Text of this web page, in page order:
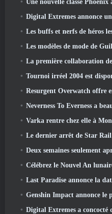
Une nouvelle classe Phoenix arrive sur
Digital Extremes annonce une « refonte majeure »
Les buffs et nerfs de héros les
Les modèles de mode de Guild Wars 2 font l'objet
La première collaboration de Heartopia
Tournoi irréel 2004 est disponible pour jouer
Resurgent Overwatch offre
Neverness To Everness a beaucoup à
Varka rentre chez elle à Mondstadt, Et lui apporte des
Le dernier arrêt de Star Rail est
Deux semaines seulement après le lancement de
Célébrez le Nouvel An lunaire en
Last Paradise annonce la
Genshin Impact annonce le
Digital Extremes a concocté des cadeaux